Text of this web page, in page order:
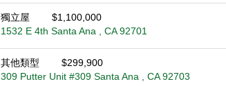
獨立屋
$1,100,000
1532 E 4th Santa Ana , CA 92701
其他類型
$299,900
309 Putter Unit #309 Santa Ana , CA 92703